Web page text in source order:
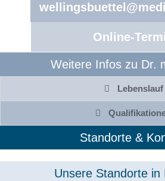
Online-
Weitere Infos zu Dr.
Lebenslauf
Standorte &
Unsere Standorte in